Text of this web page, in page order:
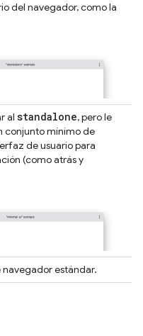
del navegador, como la
al standalone, pero le
conjunto mínimo de
de usuario para
(como atrás y
estándar.